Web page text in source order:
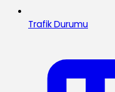
Trafik Durumu